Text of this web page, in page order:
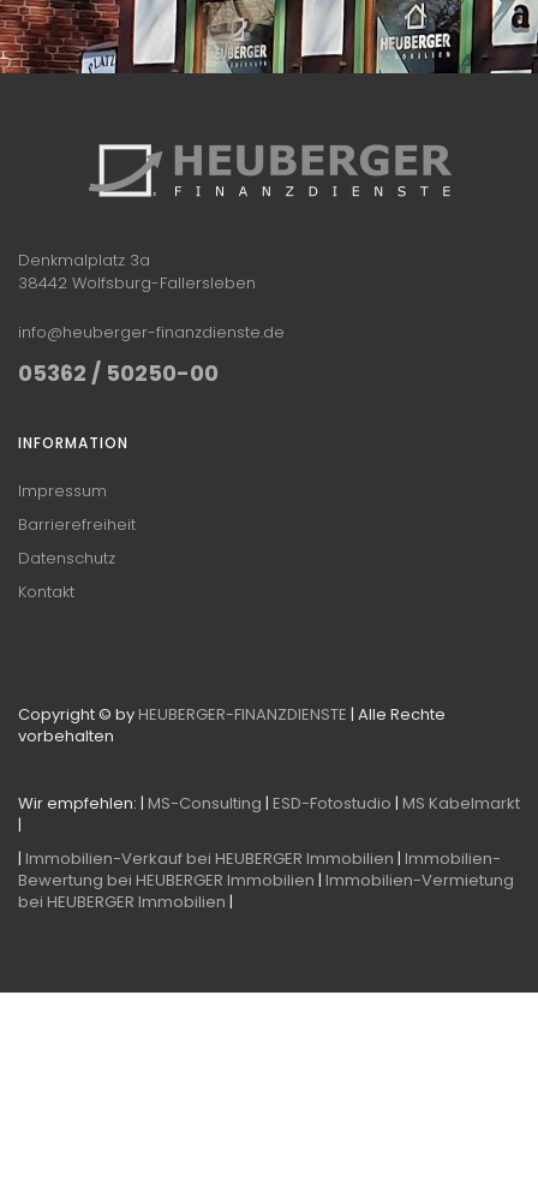
Denkmalplatz 3a
38442 Wolfsburg-Fallersleben
info@heuberger-finanzdienste.de
05362 / 50250-00
INFORMATION
Impressum
Barrierefreiheit
Datenschutz
Kontakt
Copyright © by HEUBERGER-FINANZDIENSTE | Alle Rechte
vorbehalten
Wir empfehlen: | MS-Consulting | ESD-Fotostudio | MS Kabelmarkt
|
| Immobilien-Verkauf bei HEUBERGER Immobilien | Immobilien-
Bewertung bei HEUBERGER Immobilien | Immobilien-Vermietung
bei HEUBERGER Immobilien |